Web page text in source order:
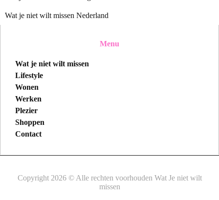
Wat je niet wilt missen Nederland
Menu
Wat je niet wilt missen
Lifestyle
Wonen
Werken
Plezier
Shoppen
Contact
Copyright 2026 © Alle rechten voorhouden Wat Je niet wilt
missen